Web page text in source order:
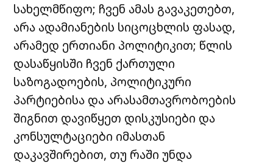
სახელმწიფო; ჩვენ ამას გავაკეთებთ,
არა ადამიანების სიცოცხლის ფასად,
არამედ ერთიანი პოლიტიკით; წლის
დასაწყისში ჩვენ ქართული
საზოგადოების, პოლიტიკური
პარტიებისა და არასამთავრობოების
შიგნით დავიწყეთ დისკუსიები და
კონსულტაციები იმასთან
დაკავშირებით, თუ რაში უნდა